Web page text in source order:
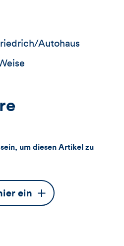
Autohaus
um diesen Artikel zu
ein